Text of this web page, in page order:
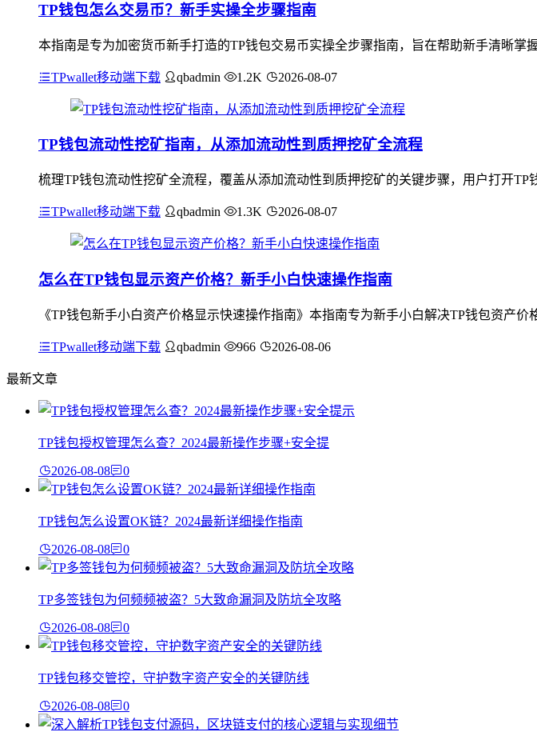
TP钱包怎么交易币？新手实操全步骤指南
本指南是专为加密货币新手打造的TP钱包交易币实操全步骤指南，旨在帮助新手清晰
TPwallet移动端下载 qbadmin 1.2K 2026-08-07
TP钱包流动性挖矿指南，从添加流动性到质押挖矿全流程
梳理TP钱包流动性挖矿全流程，覆盖从添加流动性到质押挖矿的关键步骤，用户打开
TPwallet移动端下载 qbadmin 1.3K 2026-08-07
怎么在TP钱包显示资产价格？新手小白快速操作指南
《TP钱包新手小白资产价格显示快速操作指南》本指南专为新手小白解决TP钱包资产
TPwallet移动端下载 qbadmin 966 2026-08-06
最新文章
TP钱包授权管理怎么查？2024最新操作步骤+安全提
2026-08-08 0
TP钱包怎么设置OK链？2024最新详细操作指南
2026-08-08 0
TP多签钱包为何频频被盗？5大致命漏洞及防坑全攻略
2026-08-08 0
TP钱包移交管控，守护数字资产安全的关键防线
2026-08-08 0